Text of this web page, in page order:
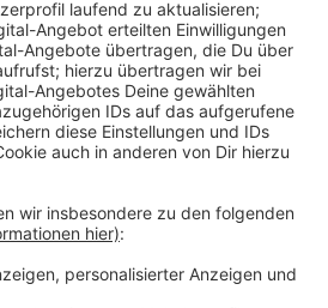
Licht-Kontrollen an Fahrrädern
will die Polizei schauen, ob
Denn mit Beginn der dunklen
das Risiko für Fußgänger, im
und angefahren zu werden.
im Straßenverkehr zu sorgen,
bereits am Montag in
an Fußgänger-Überwegen
gezeigt. Weitere
seien diese Woche in mehreren